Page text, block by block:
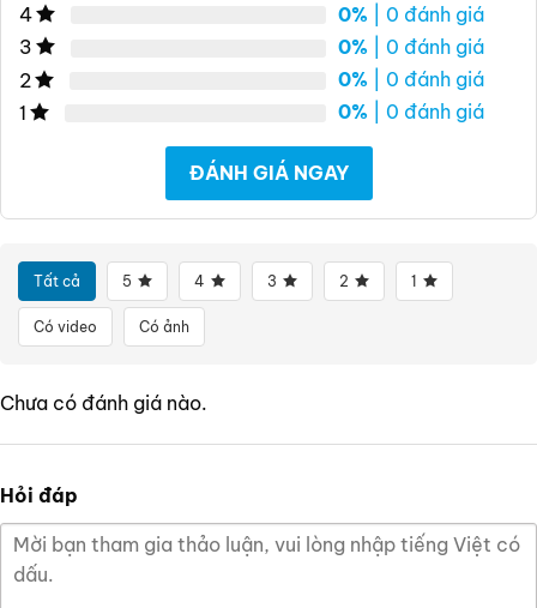
4
0% | 0 đánh giá
3
0% | 0 đánh giá
2
0% | 0 đánh giá
1
0% | 0 đánh giá
ĐÁNH GIÁ NGAY
Tất cả 5 4 3 2 1
Có video Có ảnh
Chưa có đánh giá nào.
Hỏi đáp